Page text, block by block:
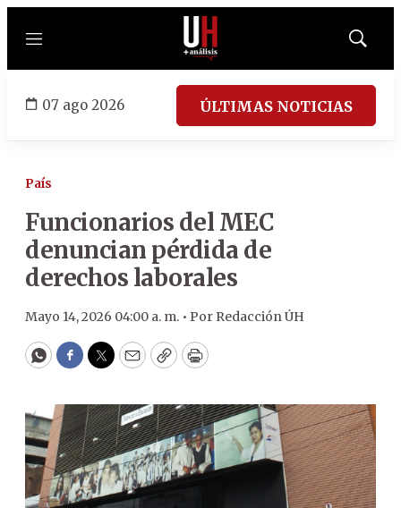
Menú
Mostrar
07 ago 2026 ÚLTIMAS NOTICIAS
País
Funcionarios del MEC
denuncian pérdida de
derechos laborales
Mayo 14, 2026 04:00 a. m. • Por Redacción ÚH
WhatsApp
Facebook
Twitter
EmailCopyPrint